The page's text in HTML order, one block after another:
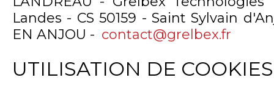
Landes - CS 50159 - Saint Sylvain
EN ANJOU - contact@grelbex.fr
UTILISATION DE COOKIES